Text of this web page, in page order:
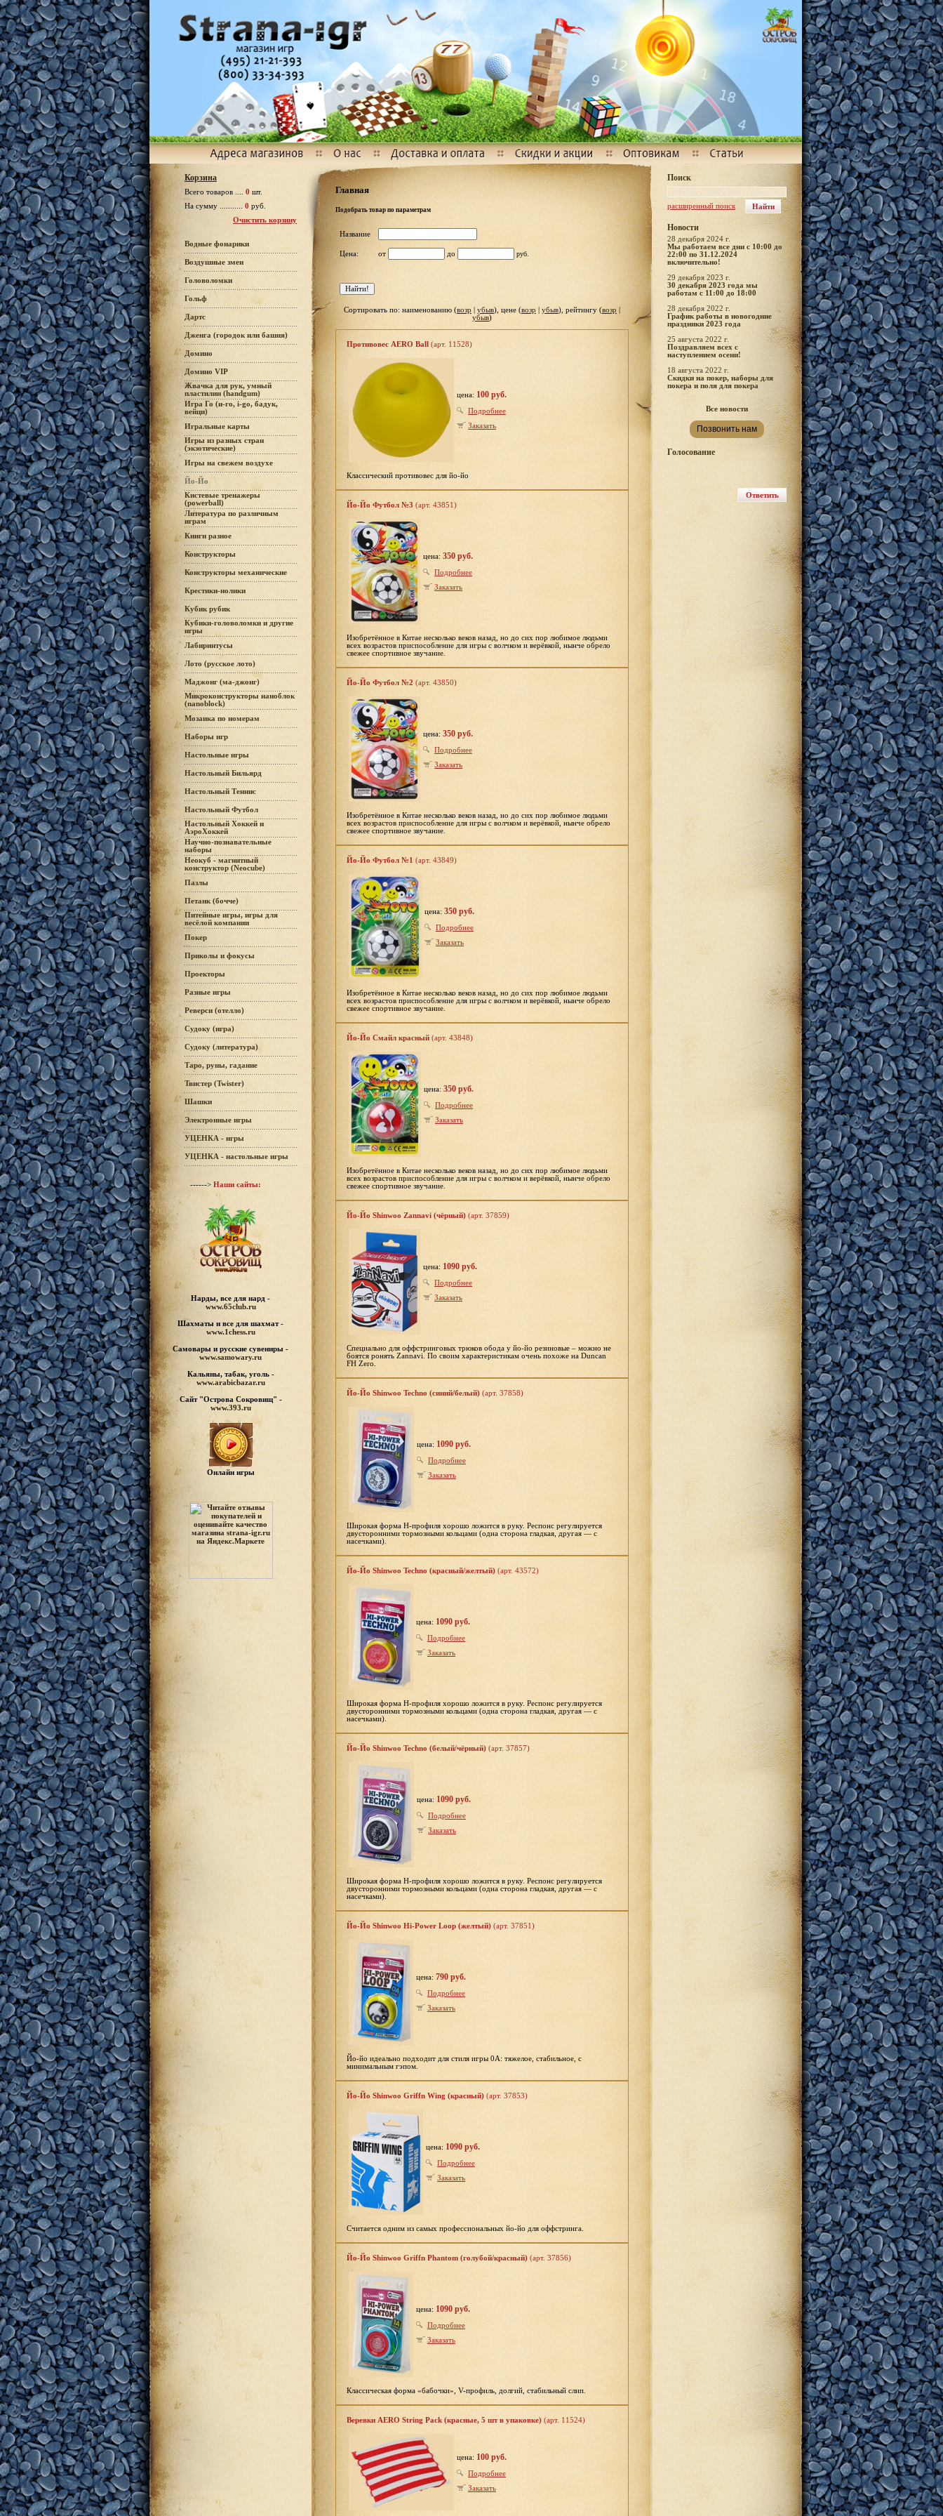
Корзина
Всего товаров .... 0 шт.
На сумму ........... 0 руб.
Очистить корзину
Водные фонарики
Воздушные змеи
Головоломки
Гольф
Дартс
Дженга (городок или башня)
Домино
Домино VIP
Жвачка для рук, умный
пластилин (handgum)
Игра Го (и-го, i-go, бадук,
вейци)
Игральные карты
Игры из разных стран
(экзотические)
Игры на свежем воздухе
Йо-Йо
Кистевые тренажеры
(powerball)
Литература по различным
играм
Книги разное
Конструкторы
Конструкторы механические
Крестики-нолики
Кубик рубик
Кубики-головоломки и другие
игры
Лабиринтусы
Лото (русское лото)
Маджонг (ма-джонг)
Микроконструкторы наноблок
(nanoblock)
Мозаика по номерам
Наборы игр
Настольные игры
Настольный Бильярд
Настольный Теннис
Настольный Футбол
Настольный Хоккей и
АэроХоккей
Научно-познавательные
наборы
Неокуб - магнитный
конструктор (Neocube)
Пазлы
Петанк (бочче)
Питейные игры, игры для
весёлой компании
Покер
Приколы и фокусы
Проекторы
Разные игры
Реверси (отелло)
Судоку (игра)
Судоку (литература)
Таро, руны, гадание
Твистер (Twister)
Шашки
Электронные игры
УЦЕНКА - игры
УЦЕНКА - настольные игры
------> Наши сайты:
Нарды, все для нард -
www.65club.ru
Шахматы и все для шахмат -
www.1chess.ru
Самовары и русские сувениры -
www.samowary.ru
Кальяны, табак, уголь -
www.arabicbazar.ru
Сайт "Острова Сокровищ" -
www.393.ru
Онлайн игры
Главная
Подобрать товар по параметрам
Название
Цена: от до руб.
Сортировать по: наименованию (возр убыв), цене (возр убыв), рейтингу (возр
убыв)
Противовес AERO Ball (арт. 11528)
цена: 100 руб.
Подробнее
Заказать
Классический противовес для йо-йо
Йо-Йо Футбол №3 (арт. 43851)
цена: 350 руб.
Подробнее
Заказать
Изобретённое в Китае несколько веков назад, но до сих пор любимое людьми
всех возрастов приспособление для игры с волчком и верёвкой, нынче обрело
свежее спортивное звучание.
Йо-Йо Футбол №2 (арт. 43850)
цена: 350 руб.
Подробнее
Заказать
Изобретённое в Китае несколько веков назад, но до сих пор любимое людьми
всех возрастов приспособление для игры с волчком и верёвкой, нынче обрело
свежее спортивное звучание.
Йо-Йо Футбол №1 (арт. 43849)
цена: 350 руб.
Подробнее
Заказать
Изобретённое в Китае несколько веков назад, но до сих пор любимое людьми
всех возрастов приспособление для игры с волчком и верёвкой, нынче обрело
свежее спортивное звучание.
Йо-Йо Смайл красный(арт. 43848)
цена: 350 руб.
Подробнее
Заказать
Изобретённое в Китае несколько веков назад, но до сих пор любимое людьми
всех возрастов приспособление для игры с волчком и верёвкой, нынче обрело
свежее спортивное звучание.
Йо-Йо Shinwoo Zannavi (чёрный) (арт. 37859)
цена: 1090 руб.
Подробнее
Заказать
Специально для оффстринговых трюков обода у йо-йо резиновые – можно не
боятся ронять Zannavi. По своим характеристикам очень похоже на Duncan
FH Zero.
Йо-Йо Shinwoo Techno (синий/белый) (арт. 37858)
цена: 1090 руб.
Подробнее
Заказать
Широкая форма H-профиля хорошо ложится в руку. Респонс регулируется
двусторонними тормозными кольцами (одна сторона гладкая, другая — с
насечками).
Йо-Йо Shinwoo Techno (красный/желтый) (арт. 43572)
цена: 1090 руб.
Подробнее
Заказать
Широкая форма H-профиля хорошо ложится в руку. Респонс регулируется
двусторонними тормозными кольцами (одна сторона гладкая, другая — с
насечками).
Йо-Йо Shinwoo Techno (белый/чёрный) (арт. 37857)
цена: 1090 руб.
Подробнее
Заказать
Широкая форма H-профиля хорошо ложится в руку. Респонс регулируется
двусторонними тормозными кольцами (одна сторона гладкая, другая — с
насечками).
Йо-Йо Shinwoo Hi-Power Loop (желтый) (арт. 37851)
цена: 790 руб.
Подробнее
Заказать
Йо-йо идеально подходит для стиля игры 0А: тяжелое, стабильное, с
минимальным гэпом.
Йо-Йо Shinwoo Griffn Wing (красный) (арт. 37853)
цена: 1090 руб.
Подробнее
Заказать
Считается одним из самых профессиональных йо-йо для оффстринга.
Йо-Йо Shinwoo Griffn Phantom (голубой/красный) (арт. 37856)
цена: 1090 руб.
Подробнее
Заказать
Классическая форма «бабочки», V-профиль, долгий, стабильный слип.
Веревки AERO String Pack (красные, 5 шт в упаковке) (арт. 11524)
цена: 100 руб.
Подробнее
Заказать
Поиск
расширенный поиск
Новости
28 декабря 2024 г.
Мы работаем все дни с 10:00 до
22:00 по 31.12.2024
включительно!
29 декабря 2023 г.
30 декабря 2023 года мы
работам с 11:00 до 18:00
28 декабря 2022 г.
График работы в новогодние
праздники 2023 года
25 августа 2022 г.
Поздравляем всех с
наступлением осени!
18 августа 2022 г.
Скидки на покер, наборы для
покера и поля для покера
Все новости
Позвонить нам
Голосование